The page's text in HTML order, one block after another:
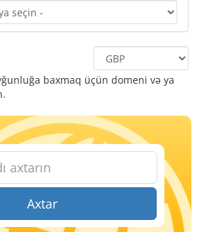
baxmaq üçün domeni və ya
Axtar